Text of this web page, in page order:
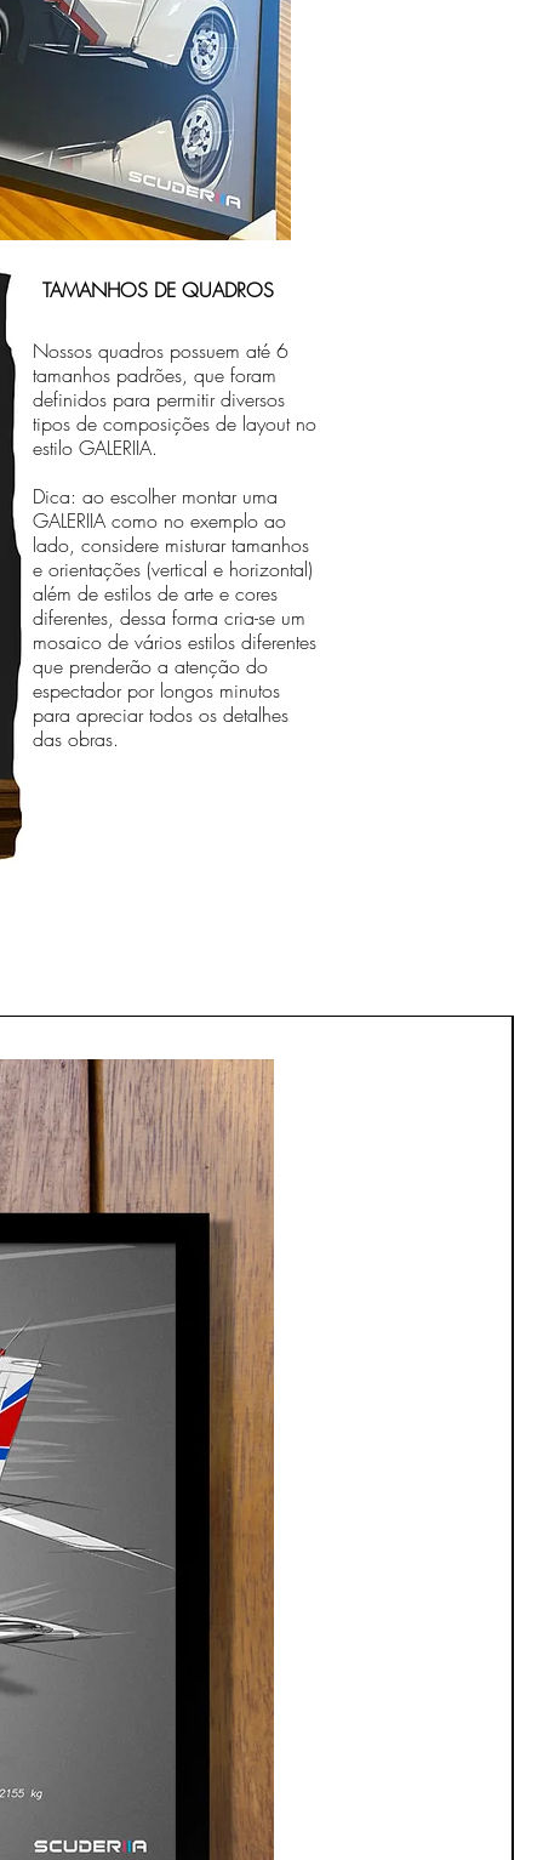
TAMANHOS DE QUADROS
Nossos quadros possuem até 6
tamanhos padrões, que foram
definidos para permitir diversos
tipos de composições de layout no
estilo GALERIIA.
Dica: ao escolher montar uma
GALERIIA como no exemplo ao
lado, considere misturar tamanhos
e orientações (vertical e horizontal)
além de estilos de arte e cores
diferentes, dessa forma cria-se um
mosaico de vários estilos diferentes
que prenderão a atenção do
espectador por longos minutos
para apreciar todos os detalhes
das obras.